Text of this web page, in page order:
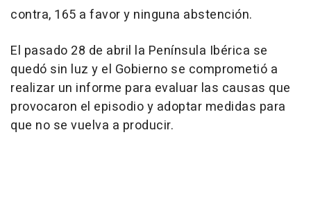
contra, 165 a favor y ninguna abstención.
El pasado 28 de abril la Península Ibérica se
quedó sin luz y el Gobierno se comprometió a
realizar un informe para evaluar las causas que
provocaron el episodio y adoptar medidas para
que no se vuelva a producir.